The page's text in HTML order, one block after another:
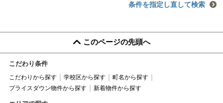
条件を指定し直して検索
このページの先頭へ
こだわり条件
こだわりから探す 学校区から探す
町名から探す
プライスダウン物件から探す
新着物件から探す